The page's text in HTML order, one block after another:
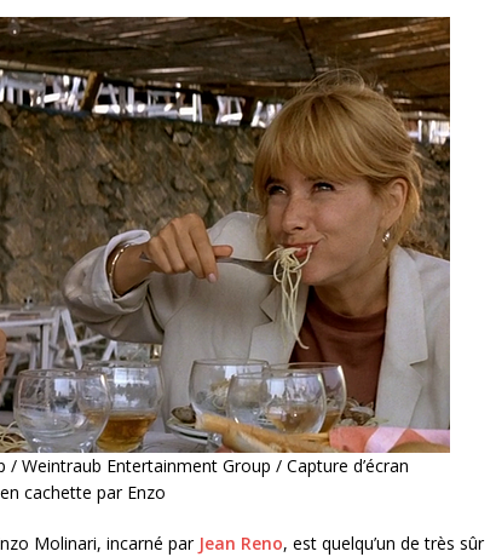
Weintraub Entertainment Group / Capture d’écran
cachette par Enzo
Molinari, incarné par Jean Reno, est quelqu’un de très sûr